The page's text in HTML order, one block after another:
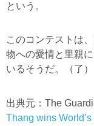
という。
このコンテストは
物への愛情と里親
いるそうだ。（了）
出典元：The
Thang wins